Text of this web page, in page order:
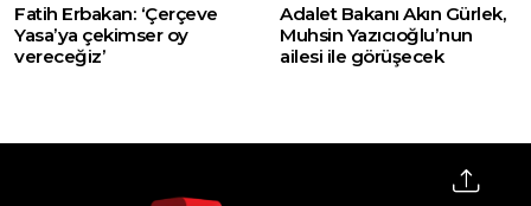
Fatih Erbakan: ‘Çerçeve
Yasa’ya çekimser oy
vereceğiz’
Adalet Bakanı Akın Gürlek,
Muhsin Yazıcıoğlu’nun
ailesi ile görüşecek